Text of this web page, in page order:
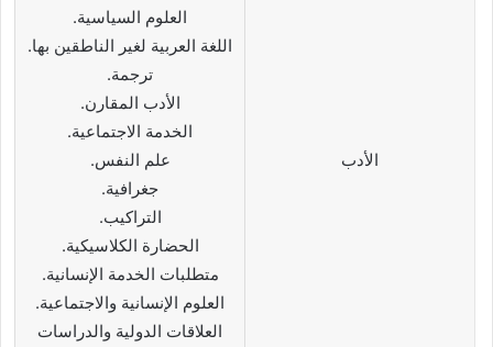
الأدب
العلوم السياسية.
اللغة العربية لغير الناطقين بها.
ترجمة.
الأدب المقارن.
الخدمة الاجتماعية.
علم النفس.
جغرافية.
التراكيب.
الحضارة الكلاسيكية.
متطلبات الخدمة الإنسانية.
العلوم الإنسانية والاجتماعية.
العلاقات الدولية والدراسات